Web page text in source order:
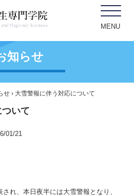
MENU
知らせ
せ › 大雪警報に伴う対応について
いて
01/21
れ、本日夜半には大雪警報となり、